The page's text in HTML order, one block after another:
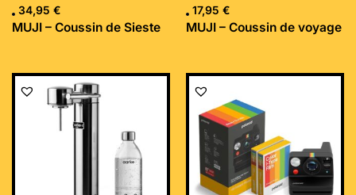
34,95 €
MUJI – Coussin de Sieste
17,95 €
MUJI – Coussin de voyage
Le
initial
était :
169,99 €.
Le